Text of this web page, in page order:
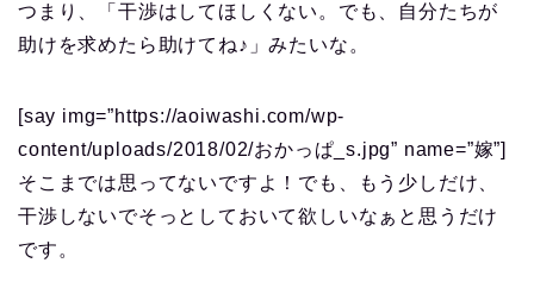
つまり、「干渉はしてほしくない。でも、自分たちが
助けを求めたら助けてね♪」みたいな。
[say img=”https://aoiwashi.com/wp-
content/uploads/2018/02/おかっぱ_s.jpg” name=”嫁”]
そこまでは思ってないですよ！でも、もう少しだけ、
干渉しないでそっとしておいて欲しいなぁと思うだけ
です。